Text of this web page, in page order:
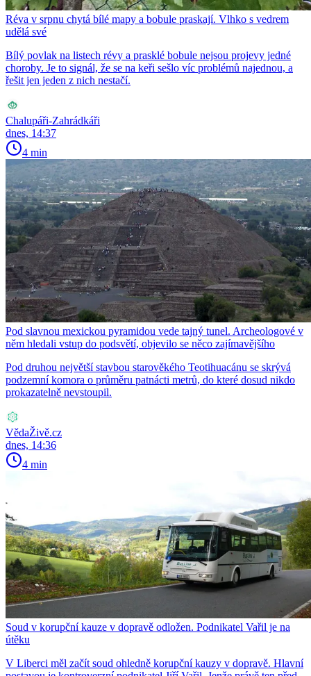
Réva v srpnu chytá bílé mapy a bobule praskají. Vlhko s vedrem
udělá své
Bílý povlak na listech révy a prasklé bobule nejsou projevy jedné
choroby. Je to signál, že se na keři sešlo víc problémů najednou, a
řešit jen jeden z nich nestačí.
Chalupáři-Zahrádkáři
dnes, 14:37
4 min
Pod slavnou mexickou pyramidou vede tajný tunel. Archeologové v
něm hledali vstup do podsvětí, objevilo se něco zajímavějšího
Pod druhou největší stavbou starověkého Teotihuacánu se skrývá
podzemní komora o průměru patnácti metrů, do které dosud nikdo
prokazatelně nevstoupil.
VědaŽivě.cz
dnes, 14:36
4 min
Soud v korupční kauze v dopravě odložen. Podnikatel Vařil je na
útěku
V Liberci měl začít soud ohledně korupční kauzy v dopravě. Hlavní